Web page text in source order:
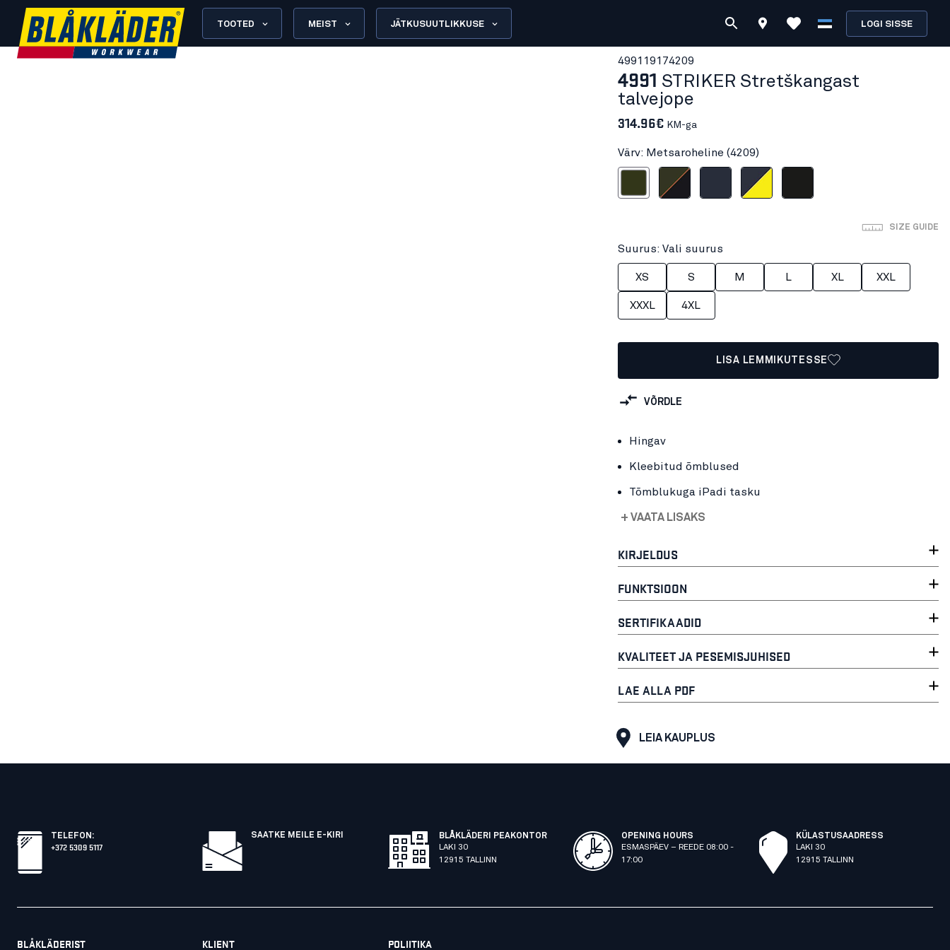
TOOTED MEIST JÄTKUSUUTLIKKUSE LOGI SISSE
499119174209
4991 STRIKER Stretškangast
talvejope
314.96€ KM-ga
Värv: Metsaroheline (4209)
Öine mets/Must
Tumesinine/Hea märgatavusega kollane
SIZE GUIDE
Suurus: Vali suurus
XS S M L XL XXL
XXXL 4XL
LISA LEMMIKUTESSE
VÕRDLE
Hingav
Kleebitud õmblused
Tõmblukuga iPadi tasku
+ VAATA LISAKS
KIRJELDUS
FUNKTSIOON
SERTIFIKAADID
KVALITEET JA PESEMISJUHISED
LAE ALLA PDF
LEIA KAUPLUS
TELEFON :
+372 5309 5117
SAATKE MEILE E-KIRI
BLÅKLÄDERI PEAKONTOR
LAKI 30
12915 TALLINN
OPENING HOURS
ESMASPÄEV – REEDE 08:00 -
17:00
KÜLASTUSAADRESS
LAKI 30
12915 TALLINN
BLÅKLÄDERIST KLIENT POLIITIKA